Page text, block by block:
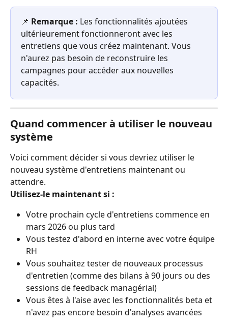
📌 Remarque : Les fonctionnalités ajoutées
ultérieurement fonctionneront avec les
entretiens que vous créez maintenant. Vous
n'aurez pas besoin de reconstruire les
campagnes pour accéder aux nouvelles
capacités.
Quand commencer à utiliser le nouveau
système
Voici comment décider si vous devriez utiliser le
nouveau système d'entretiens maintenant ou
attendre.
Utilisez-le maintenant si :
Votre prochain cycle d'entretiens commence en
mars 2026 ou plus tard
Vous testez d'abord en interne avec votre équipe
RH
Vous souhaitez tester de nouveaux processus
d'entretien (comme des bilans à 90 jours ou des
sessions de feedback managérial)
Vous êtes à l'aise avec les fonctionnalités beta et
n'avez pas encore besoin d'analyses avancées